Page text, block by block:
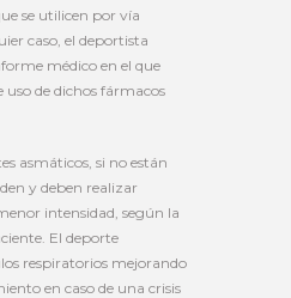
se utilicen por vía
caso, el deportista
médico en el que
uso de dichos fármacos
asmáticos, si no están
y deben realizar
intensidad, según la
El deporte
respiratorios mejorando
en caso de una crisis